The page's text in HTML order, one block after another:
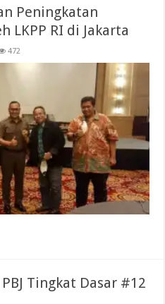
Peningkatan
LKPP RI di Jakarta
472
Tingkat Dasar #12